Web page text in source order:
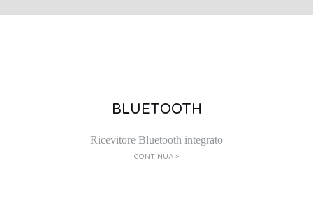
BLUETOOTH
Ricevitore Bluetooth integrato
CONTINUA >